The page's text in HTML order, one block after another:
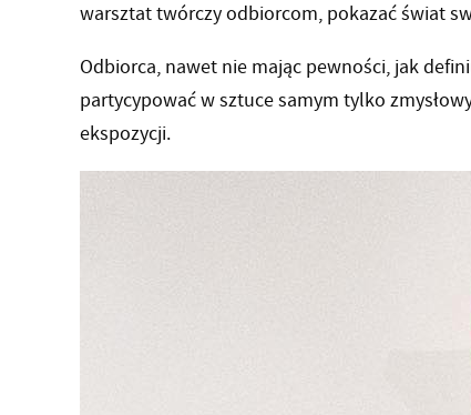
warsztat twórczy odbiorcom, pokazać świat
Odbiorca, nawet nie mając pewności, jak
partycypować w sztuce samym tylko
ekspozycji.